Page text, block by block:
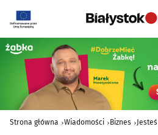
Strona główna Wiadomości Biznes